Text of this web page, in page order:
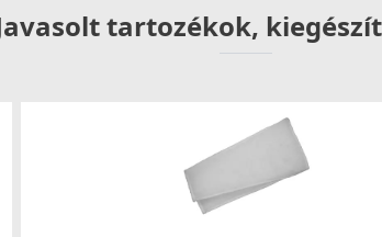
is alkalmas.
elektromos csatlakoztatásra.
( festhető vagy tapétázható),
a szennyező anyagok, például a por és a
szerszámok nélkül elvégezhető.
tartozékok,